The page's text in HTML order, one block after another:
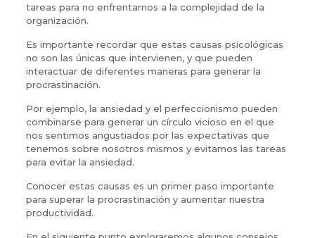
tareas para no enfrentarnos a la complejidad de la
organización.
Es importante recordar que estas causas psicológicas
no son las únicas que intervienen, y que pueden
interactuar de diferentes maneras para generar la
procrastinación.
Por ejemplo, la ansiedad y el perfeccionismo pueden
combinarse para generar un círculo vicioso en el que
nos sentimos angustiados por las expectativas que
tenemos sobre nosotros mismos y evitamos las tareas
para evitar la ansiedad.
Conocer estas causas es un primer paso importante
para superar la procrastinación y aumentar nuestra
productividad.